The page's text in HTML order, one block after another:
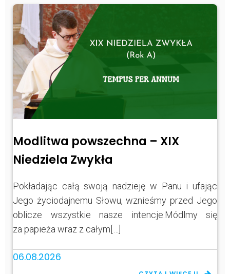
Modlitwa powszechna – XIX
Niedziela Zwykła
Pokładając całą swoją nadzieję w Panu i ufając
Jego życiodajnemu Słowu, wznieśmy przed Jego
oblicze wszystkie nasze intencje.Módlmy się
za papieża wraz z całym[…]
06.08.2026